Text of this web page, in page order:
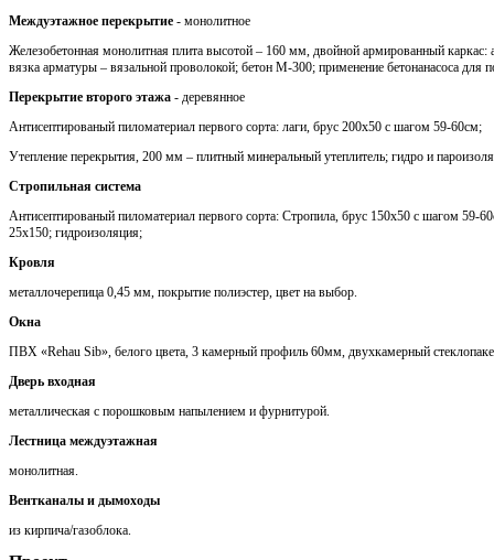
Междуэтажное перекрытие - монолитное
Железобетонная монолитная плита высотой – 160 мм, двойной армированный
вязка арматуры – вязальной проволокой; бетон М-300; применение бетонанасоса для
Перекрытие второго этажа - деревянное
Антисептированый пиломатериал первого сорта: лаги, брус 200х50 с шагом 59-60см;
Утепление перекрытия, 200 мм – плитный минеральный утеплитель; гидро и
Стропильная система
Антисептированый пиломатериал первого сорта: Стропила, брус 150х50 с шагом 59-
25х150; гидроизоляция;
Кровля
металлочерепица 0,45 мм, покрытие полиэстер, цвет на выбор.
Окна
ПВХ «Rehau Sib», белого цвета, 3 камерный профиль 60мм, двухкамерный
Дверь входная
металлическая с порошковым напылением и фурнитурой.
Лестница междуэтажная
монолитная.
Вентканалы и дымоходы
из кирпича/газоблока.